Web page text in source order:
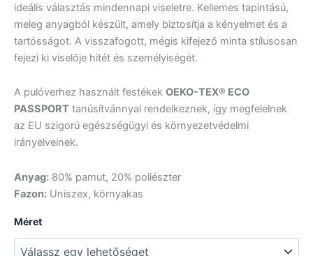
ideális választás mindennapi viseletre. Kellemes tapintású,
meleg anyagból készült, amely biztosítja a kényelmet és a
tartósságot. A visszafogott, mégis kifejező minta stílusosan
fejezi ki viselője hitét és személyiségét.
A pulóverhez használt festékek OEKO-TEX® ECO
PASSPORT tanúsítvánnyal rendelkeznek, így megfelelnek
az EU szigorú egészségügyi és környezetvédelmi
irányelveinek.
Anyag: 80% pamut, 20% poliészter
Fazon: Uniszex, környakas
Méret